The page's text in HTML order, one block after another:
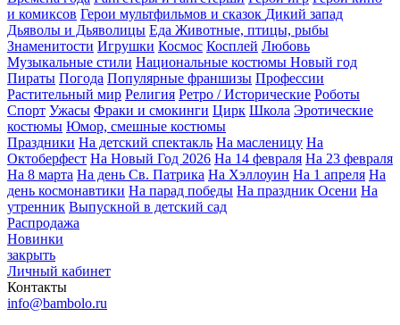
и комиксов Герои мультфильмов и сказок Дикий запад
Дьяволы и Дьяволицы Еда Животные, птицы, рыбы
Знаменитости Игрушки Космос Косплей Любовь
Музыкальные стили Национальные костюмы Новый год
Пираты Погода Популярные франшизы Профессии
Растительный мир Религия Ретро / Исторические Роботы
Спорт Ужасы Фраки и смокинги Цирк Школа Эротические
костюмы Юмор, смешные костюмы
Праздники На детский спектакль На масленицу На
Октоберфест На Новый Год 2026 На 14 февраля На 23 февраля
На 8 марта На день Св. Патрика На Хэллоуин На 1 апреля На
день космонавтики На парад победы На праздник Осени На
утренник Выпускной в детский сад
Распродажа
Новинки
закрыть
Личный кабинет
Контакты
info@bambolo.ru